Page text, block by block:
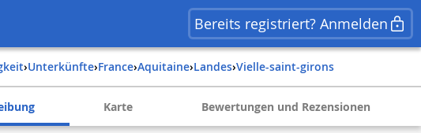
Bereits registriert? Anmelden
› Unterkünfte› france› aquitaine› landes› vielle-saint-girons
Karte Bewertungen und Rezensionen